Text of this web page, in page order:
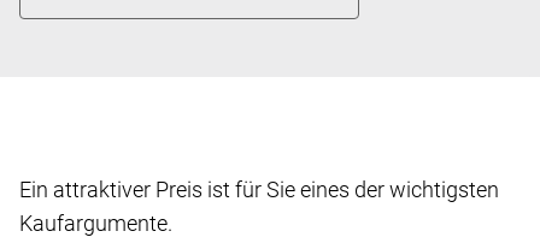
Ein attraktiver Preis ist für Sie eines der wichtigsten
Kaufargumente.